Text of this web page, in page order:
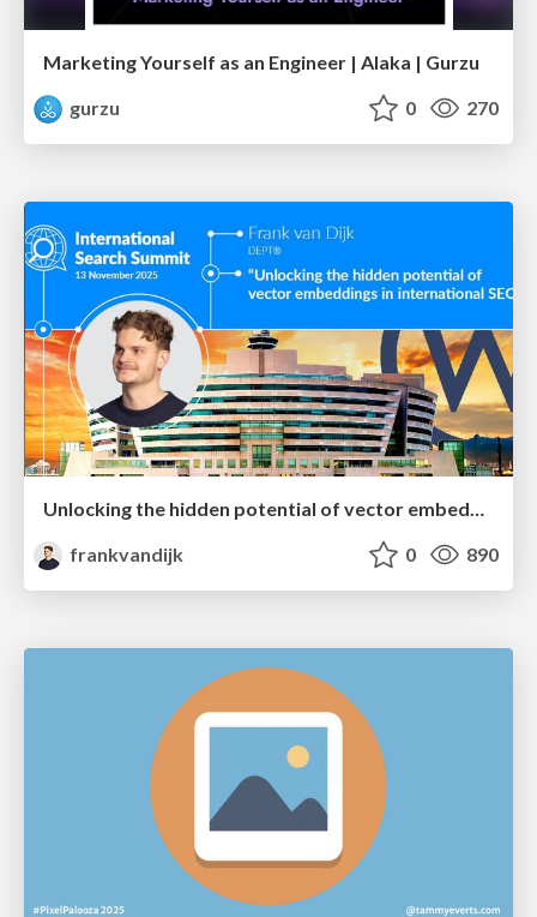
Marketing Yourself as an Engineer | Alaka | Gurzu
gurzu
0 270
Unlocking the hidden potential of vector embeddings in international SEO
frankvandijk
0 890